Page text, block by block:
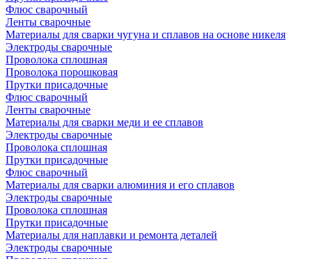
Флюс сварочный
Ленты сварочные
Материалы для сварки чугуна и сплавов на основе никеля
Электроды сварочные
Проволока сплошная
Проволока порошковая
Прутки присадочные
Флюс сварочный
Ленты сварочные
Материалы для сварки меди и ее сплавов
Электроды сварочные
Проволока сплошная
Прутки присадочные
Флюс сварочный
Материалы для сварки алюминия и его сплавов
Электроды сварочные
Проволока сплошная
Прутки присадочные
Материалы для наплавки и ремонта деталей
Электроды сварочные